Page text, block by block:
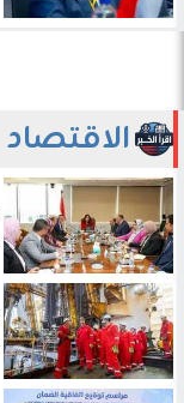
الاقتصاد